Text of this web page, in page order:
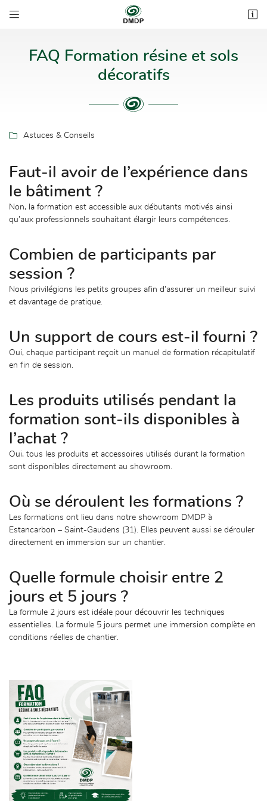

DE PIERRE
RÉSINE
ETANCHÉITÉ
/ ACOUSTIQUE / GOMME
EXTÉRIEURS

05 62 00 53 44
 Recopier le code ci-contre
l'adresse email indiqué ci-dessus. Vous pouvez vous désinscrire à tout moment en
utilisant
le formulaire de désinscription.
FAQ Formation résine et sols
décoratifs
 Astuces & Conseils
Faut-il avoir de l’expérience dans
le bâtiment ?
Non, la formation est accessible aux débutants motivés ainsi
qu’aux professionnels souhaitant élargir leurs compétences.
Combien de participants par
session ?
Nous privilégions les petits groupes afin d’assurer un meilleur suivi
et davantage de pratique.
Un support de cours est-il fourni ?
Oui, chaque participant reçoit un manuel de formation récapitulatif
en fin de session.
Les produits utilisés pendant la
formation sont-ils disponibles à
l’achat ?
Oui, tous les produits et accessoires utilisés durant la formation
sont disponibles directement au showroom.
Où se déroulent les formations ?
Les formations ont lieu dans notre showroom DMDP à
Estancarbon – Saint-Gaudens (31). Elles peuvent aussi se dérouler
directement en immersion sur un chantier.
Quelle formule choisir entre 2
jours et 5 jours ?
La formule 2 jours est idéale pour découvrir les techniques
essentielles. La formule 5 jours permet une immersion complète en
conditions réelles de chantier.